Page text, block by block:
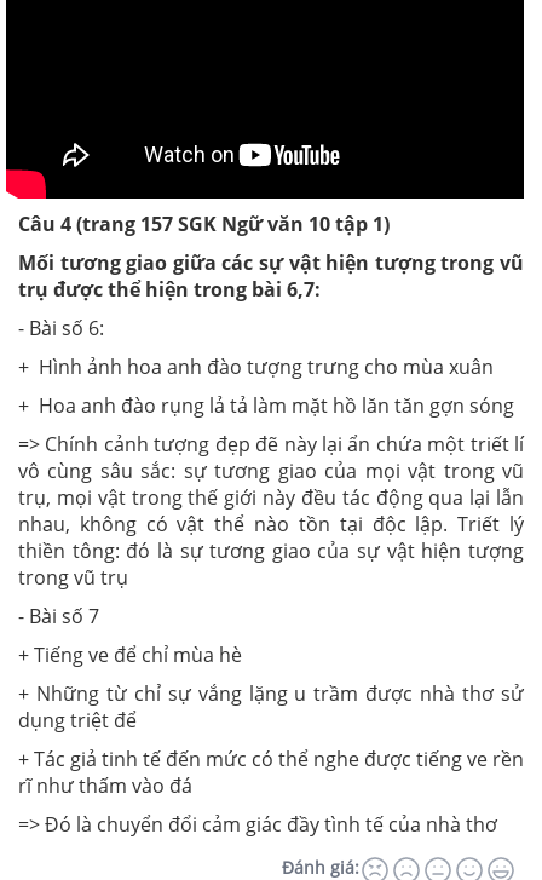
Câu 4 (trang 157 SGK Ngữ văn 10 tập 1)
Mối tương giao giữa các sự vật hiện tượng trong vũ
trụ được thể hiện trong bài 6,7:
- Bài số 6:
+ Hình ảnh hoa anh đào tượng trưng cho mùa xuân
+ Hoa anh đào rụng lả tả làm mặt hồ lăn tăn gợn sóng
=> Chính cảnh tượng đẹp đẽ này lại ẩn chứa một triết lí
vô cùng sâu sắc: sự tương giao của mọi vật trong vũ
trụ, mọi vật trong thế giới này đều tác động qua lại lẫn
nhau, không có vật thể nào tồn tại độc lập. Triết lý
thiền tông: đó là sự tương giao của sự vật hiện tượng
trong vũ trụ
- Bài số 7
+ Tiếng ve để chỉ mùa hè
+ Những từ chỉ sự vắng lặng u trầm được nhà thơ sử
dụng triệt để
+ Tác giả tinh tế đến mức có thể nghe được tiếng ve rền
rĩ như thấm vào đá
=> Đó là chuyển đổi cảm giác đầy tình tế của nhà thơ
Đánh giá: